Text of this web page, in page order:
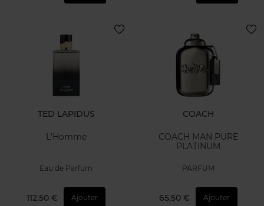
TED LAPIDUS
L'Homme
Eau de Parfum
112,50 € Ajouter
COACH
COACH MAN PURE
PLATINUM
PARFUM
65,50 € Ajouter